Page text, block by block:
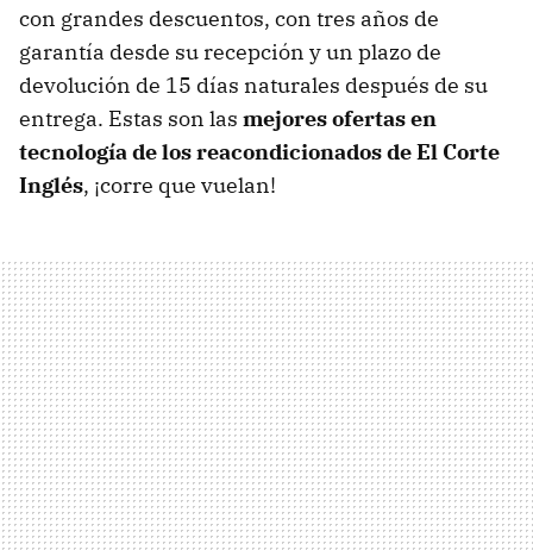
con grandes descuentos, con tres años de
garantía desde su recepción y un plazo de
devolución de 15 días naturales después de su
entrega. Estas son las mejores ofertas en
tecnología de los reacondicionados de El Corte
Inglés, ¡corre que vuelan!